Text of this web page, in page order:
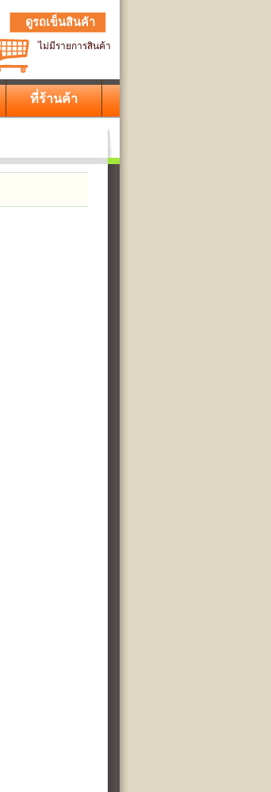
ดูรถเข็นสินค้า
ไม่มีรายการสินค้า
ที่ร้านค้า